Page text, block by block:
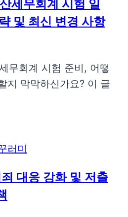
세무회계 시험 일
및 최신 변경 사항
무회계 시험 준비, 어떻
지 막막하신가요? 이 글
러미
대응 강화 및 저출